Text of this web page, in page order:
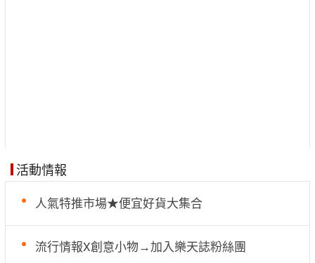
活動情報
人氣特推市場★便宜好貨大集合
流行情報X創意小物→加入樂天誌粉絲團